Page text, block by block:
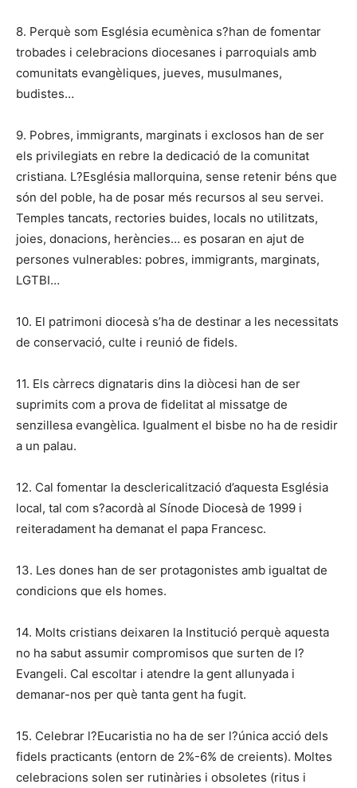
8. Perquè som Església ecumènica s?han de fomentar
trobades i celebracions diocesanes i parroquials amb
comunitats evangèliques, jueves, musulmanes,
budistes…
9. Pobres, immigrants, marginats i exclosos han de ser
els privilegiats en rebre la dedicació de la comunitat
cristiana. L?Església mallorquina, sense retenir béns que
són del poble, ha de posar més recursos al seu servei.
Temples tancats, rectories buides, locals no utilitzats,
joies, donacions, herències… es posaran en ajut de
persones vulnerables: pobres, immigrants, marginats,
LGTBI…
10. El patrimoni diocesà s’ha de destinar a les necessitats
de conservació, culte i reunió de fidels.
11. Els càrrecs dignataris dins la diòcesi han de ser
suprimits com a prova de fidelitat al missatge de
senzillesa evangèlica. Igualment el bisbe no ha de residir
a un palau.
12. Cal fomentar la desclericalització d’aquesta Església
local, tal com s?acordà al Sínode Diocesà de 1999 i
reiteradament ha demanat el papa Francesc.
13. Les dones han de ser protagonistes amb igualtat de
condicions que els homes.
14. Molts cristians deixaren la Institució perquè aquesta
no ha sabut assumir compromisos que surten de l?
Evangeli. Cal escoltar i atendre la gent allunyada i
demanar-nos per què tanta gent ha fugit.
15. Celebrar l?Eucaristia no ha de ser l?única acció dels
fidels practicants (entorn de 2%-6% de creients). Moltes
celebracions solen ser rutinàries i obsoletes (ritus i